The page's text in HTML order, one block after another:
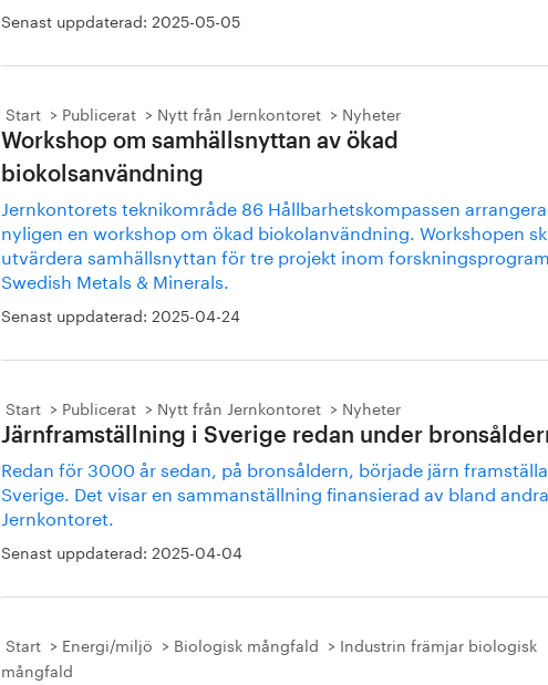
Senast uppdaterad: 2025-05-05
Start Publicerat Nytt från Jernkontoret Nyheter
Workshop om samhällsnyttan av ökad
biokolsanvändning
Jernkontorets teknikområde 86 Hållbarhetskompassen
nyligen en workshop om ökad biokolanvändning. Workshopen
utvärdera samhällsnyttan för tre projekt inom
Swedish Metals & Minerals.
Senast uppdaterad: 2025-04-24
Start Publicerat Nytt från Jernkontoret Nyheter
Järnframställning i Sverige redan under
Redan för 3000 år sedan, på bronsåldern, började järn
Sverige. Det visar en sammanställning finansierad av bland andra
Jernkontoret.
Senast uppdaterad: 2025-04-04
Start Energi/miljö Biologisk mångfald
Industrin främjar biologisk
mångfald